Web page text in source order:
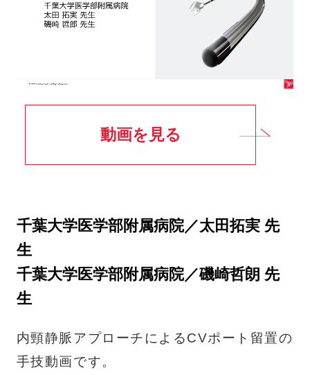
動画を見る
千葉大学医学部附属病院／太田拓実 先
生
千葉大学医学部附属病院／磯崎哲朗 先
生
内頸静脈アプローチによるCVポート留置の
手技動画です。